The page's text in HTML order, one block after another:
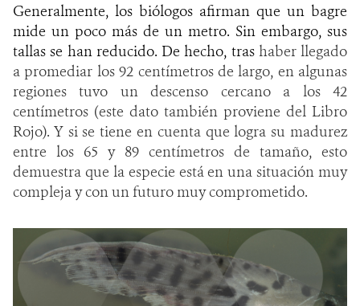
Generalmente, los biólogos afirman que un bagre
mide un poco más de un metro. Sin embargo, sus
tallas se han reducido. De hecho, tras haber llegado
a promediar los 92 centímetros de largo, en algunas
regiones tuvo un descenso cercano a los 42
centímetros (este dato también proviene del Libro
Rojo). Y si se tiene en cuenta que logra su madurez
entre los 65 y 89 centímetros de tamaño, esto
demuestra que la especie está en una situación muy
compleja y con un futuro muy comprometido.